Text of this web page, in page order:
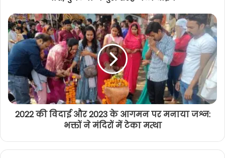
2022 की विदाई और 2023 के आगमन पर मनाया जश्न:
भक्तों ने मंदिरों में टेका मत्था